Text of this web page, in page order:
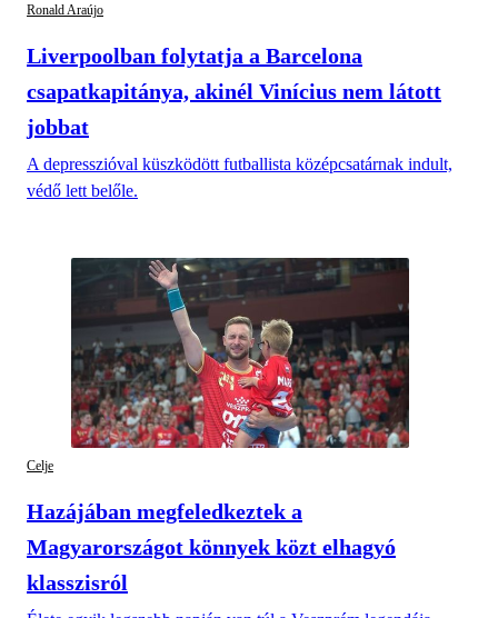
Ronald Araújo
Liverpoolban folytatja a Barcelona
csapatkapitánya, akinél Vinícius nem látott
jobbat
A depresszióval küszködött futballista középcsatárnak indult,
védő lett belőle.
Celje
Hazájában megfeledkeztek a
Magyarországot könnyek közt elhagyó
klasszisról